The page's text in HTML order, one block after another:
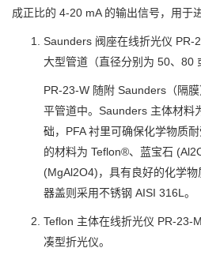
成正比的 4-20 mA 的输出信号，用于
Saunders 阀座在线折光仪 PR-
大型管道（直径分别为 50、80
PR-23-W 随附 Saunders（隔
平管道中。Saunders 主体材料
础，PFA 衬里可确保化学物质
的材料为 Teflon®、蓝宝石
(MgAl2O4)，具有良好的化学
器盖则采用不锈钢 AISI 316L。
Teflon 主体在线折光仪 PR-23-
凑型折光仪。